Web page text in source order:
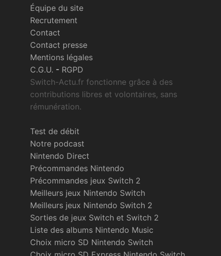
Équipe du site
Recrutement
Contact
Contact presse
Mentions légales
C.G.U. - RGPD
Switch-Actu.fr fonctionne grâce à des
contributions libres et volontaires, sans
rémunération.
Test de débit
Notre podcast
Nintendo Direct
Précommandes Nintendo
Précommandes jeux Switch 2
Meilleurs jeux Nintendo Switch
Meilleurs jeux Nintendo Switch 2
Sorties de jeux Switch et Switch 2
Liste des albums Nintendo Music
Choix micro SD Nintendo Switch